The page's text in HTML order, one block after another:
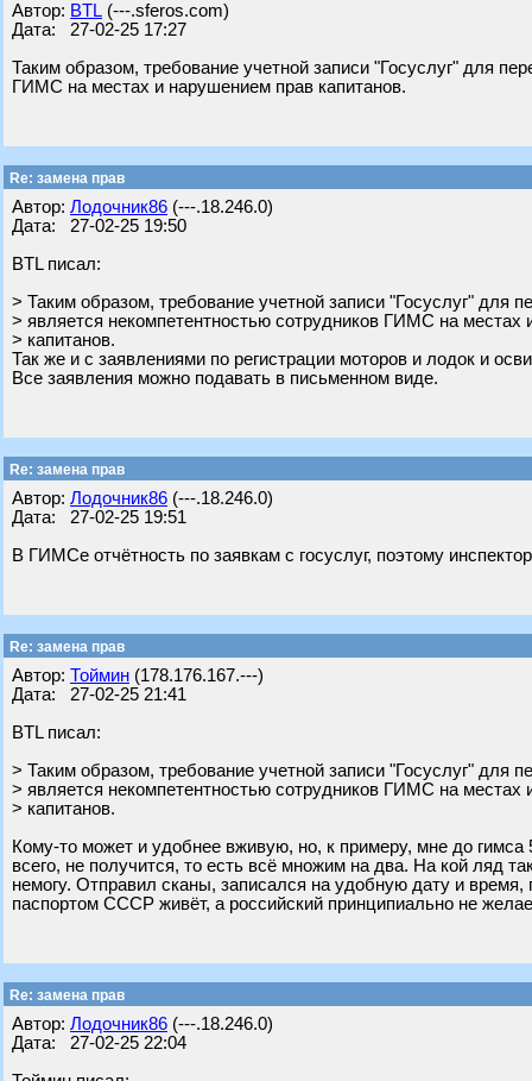
Автор: BTL (---.sferos.com)
Дата: 27-02-25 17:27
Таким образом, требование учетной записи "Госуслуг" для
ГИМС на местах и нарушением прав капитанов.
Re: замена прав
Автор: Лодочник86 (---.18.246.0)
Дата: 27-02-25 19:50
BTL писал:
> Таким образом, требование учетной записи "Госуслуг" для
> является некомпетентностью сотрудников ГИМС на местах
> капитанов.
Так же и с заявлениями по регистрации моторов и лодок и
Все заявления можно подавать в письменном виде.
Re: замена прав
Автор: Лодочник86 (---.18.246.0)
Дата: 27-02-25 19:51
В ГИМСе отчётность по заявкам с госуслуг, поэтому
Re: замена прав
Автор: Тоймин (178.176.167.---)
Дата: 27-02-25 21:41
BTL писал:
> Таким образом, требование учетной записи "Госуслуг" для
> является некомпетентностью сотрудников ГИМС на местах
> капитанов.
Кому-то может и удобнее вживую, но, к примеру, мне до
всего, не получится, то есть всё множим на два. На кой ляд
немогу. Отправил сканы, записался на удобную дату и
паспортом СССР живёт, а российский принципиально не
Re: замена прав
Автор: Лодочник86 (---.18.246.0)
Дата: 27-02-25 22:04